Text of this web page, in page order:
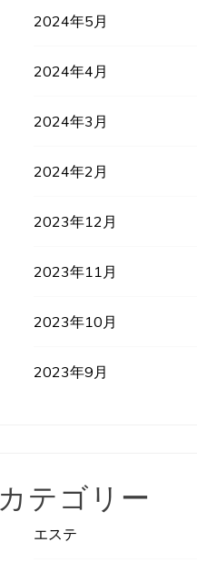
2024年5月
2024年4月
2024年3月
2024年2月
2023年12月
2023年11月
2023年10月
2023年9月
カテゴリー
エステ